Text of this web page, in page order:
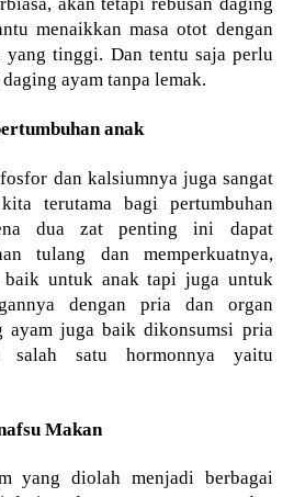
menaikkan masa otot dengan
yang tinggi. Dan tentu saja perlu
ayam tanpa lemak.
anak
dan kalsiumnya juga sangat
terutama bagi pertumbuhan
dua zat penting ini dapat
tulang dan memperkuatnya,
baik untuk anak tapi juga untuk
dengan pria dan organ
ayam juga baik dikonsumsi pria
salah satu hormonnya yaitu
Makan
yang diolah menjadi berbagai